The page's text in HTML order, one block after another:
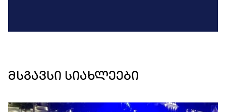
მსგავსი სიახლეები